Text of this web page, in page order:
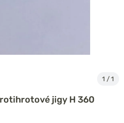
1 / 1
jigy H 360